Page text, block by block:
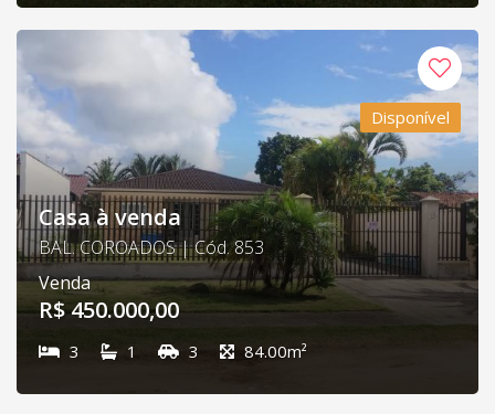
Disponível
Casa à venda
BAL. COROADOS | Cód. 853
Venda
R$ 450.000,00
3 1 3 84.00m²